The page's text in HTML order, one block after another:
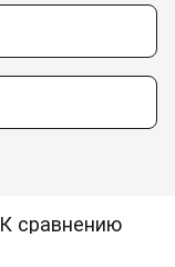
К сравнению